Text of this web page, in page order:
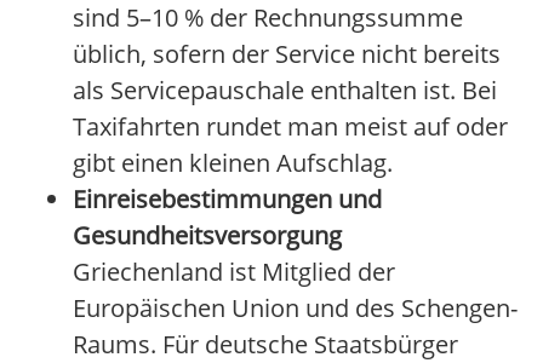
sind 5–10 % der Rechnungssumme
üblich, sofern der Service nicht bereits
als Servicepauschale enthalten ist. Bei
Taxifahrten rundet man meist auf oder
gibt einen kleinen Aufschlag.
Einreisebestimmungen und
Gesundheitsversorgung
Griechenland ist Mitglied der
Europäischen Union und des Schengen-
Raums. Für deutsche Staatsbürger